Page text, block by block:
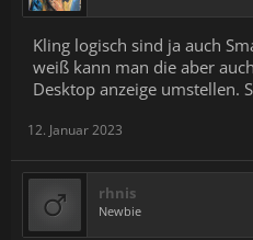
Kling logisch sind ja auch
weiß kann man die aber
Desktop anzeige umstellen.
12. Januar 2023
rhnis
Newbie